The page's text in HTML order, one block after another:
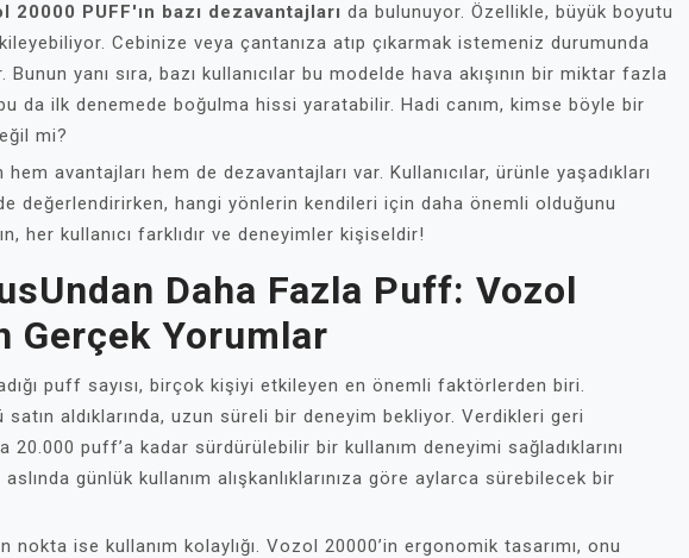
20000 PUFF'ın bazı dezavantajları da bulunuyor. Özellikle, büyük boyutu
Cebinize veya çantanıza atıp çıkarmak istemeniz durumunda
yanı sıra, bazı kullanıcılar bu modelde hava akışının bir miktar fazla
da ilk denemede boğulma hissi yaratabilir. Hadi canım, kimse böyle bir
mi?
hem avantajları hem de dezavantajları var. Kullanıcılar, ürünle yaşadıkları
değerlendirirken, hangi yönlerin kendileri için daha önemli olduğunu
her kullanıcı farklıdır ve deneyimler kişiseldir!
Daha Fazla Puff: Vozol
Gerçek Yorumlar
puff sayısı, birçok kişiyi etkileyen en önemli faktörlerden biri.
satın aldıklarında, uzun süreli bir deneyim bekliyor. Verdikleri geri
puff’a kadar sürdürülebilir bir kullanım deneyimi sağladıklarını
günlük kullanım alışkanlıklarınıza göre aylarca sürebilecek bir
nokta ise kullanım kolaylığı. Vozol 20000’in ergonomik tasarımı, onu